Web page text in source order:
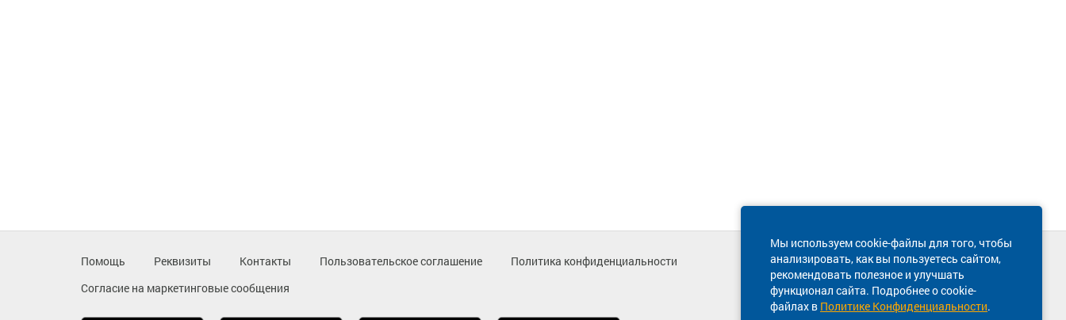
Мы используем cookie-файлы для того, чтобы
анализировать, как вы пользуетесь сайтом,
рекомендовать полезное и улучшать
функционал сайта. Подробнее о cookie-
файлах в Политике Конфиденциальности.
Помощь Реквизиты Контакты Пользовательское соглашение
Политика конфиденциальности
Согласие на маркетинговые сообщения
Техническая поддержка сайта
8 800 600-03-38